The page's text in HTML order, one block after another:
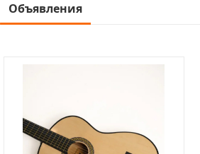
Объявления